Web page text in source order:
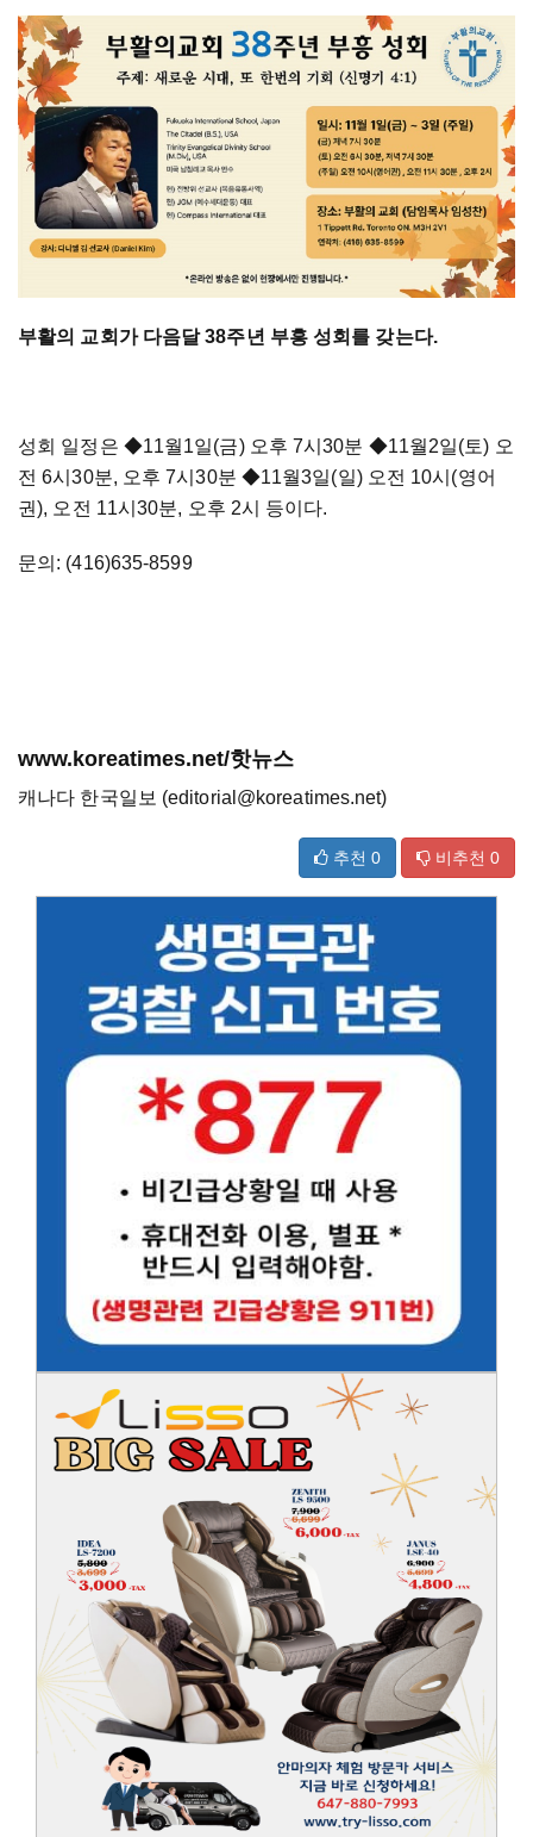
부활의 교회가 다음달 38주년 부흥 성회를 갖는다.
성회 일정은 ◆11월1일(금) 오후 7시30분 ◆11월2일(토) 오
전 6시30분, 오후 7시30분 ◆11월3일(일) 오전 10시(영어
권), 오전 11시30분, 오후 2시 등이다.
문의: (416)635-8599
www.koreatimes.net/핫뉴스
캐나다 한국일보 (editorial@koreatimes.net)
추천 0 비추천 0